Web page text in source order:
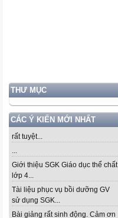
THƯ MỤC
CÁC Ý KIẾN MỚI NHẤT
rất tuyệt...
...
Giới thiệu SGK Giáo dục thể chất
lớp 4...
Tài liệu phục vụ bồi dưỡng GV
sử dụng SGK...
Bài giảng rất sinh động. Cảm ơn